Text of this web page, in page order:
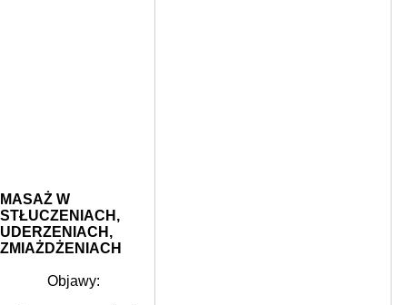
MASAŻ W
STŁUCZENIACH,
UDERZENIACH,
ZMIAŻDŻENIACH
Objawy: